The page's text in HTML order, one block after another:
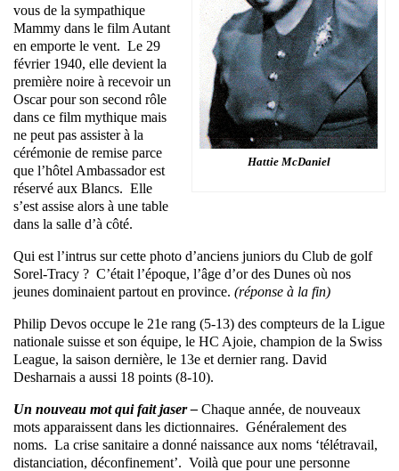
Hattie McDaniel
vous de la sympathique
Mammy dans le film Autant
en emporte le vent. Le 29
février 1940, elle devient la
première noire à recevoir un
Oscar pour son second rôle
dans ce film mythique mais
ne peut pas assister à la
cérémonie de remise parce
que l’hôtel Ambassador est
réservé aux Blancs. Elle
s’est assise alors à une table
dans la salle d’à côté.
Qui est l’intrus sur cette photo d’anciens juniors du Club de golf
Sorel-Tracy ? C’était l’époque, l’âge d’or des Dunes où nos
jeunes dominaient partout en province. (réponse à la fin)
Philip Devos occupe le 21e rang (5-13) des compteurs de la Ligue
nationale suisse et son équipe, le HC Ajoie, champion de la Swiss
League, la saison dernière, le 13e et dernier rang. David
Desharnais a aussi 18 points (8-10).
Un nouveau mot qui fait jaser – Chaque année, de nouveaux
mots apparaissent dans les dictionnaires. Généralement des
noms. La crise sanitaire a donné naissance aux noms ‘télétravail,
distanciation, déconfinement’. Voilà que pour une personne